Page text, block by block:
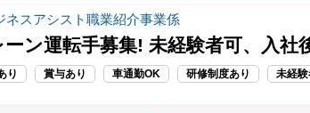
ネスアシスト職業紹介事業係
ーン運転手募集! 未経験者可、入社
り 賞与あり 車通勤OK 研修制度あり 未経